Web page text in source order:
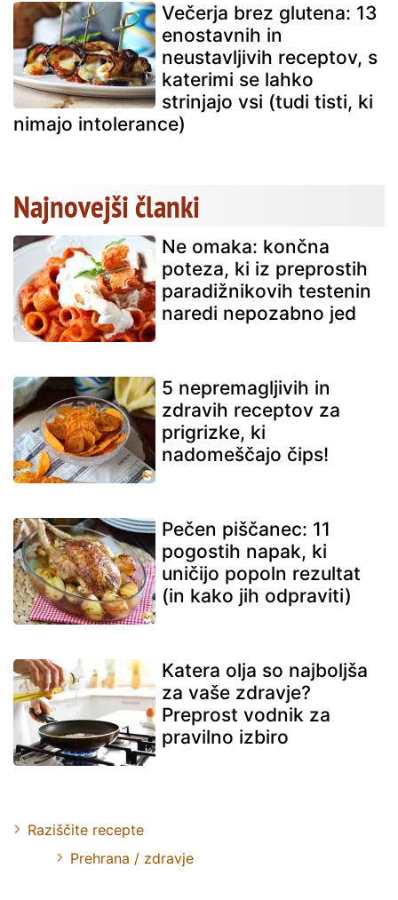
Večerja brez glutena: 13
enostavnih in
neustavljivih receptov, s
katerimi se lahko
strinjajo vsi (tudi tisti, ki
nimajo intolerance)
Najnovejši članki
Ne omaka: končna
poteza, ki iz preprostih
paradižnikovih testenin
naredi nepozabno jed
5 nepremagljivih in
zdravih receptov za
prigrizke, ki
nadomeščajo čips!
Pečen piščanec: 11
pogostih napak, ki
uničijo popoln rezultat
(in kako jih odpraviti)
Katera olja so najboljša
za vaše zdravje?
Preprost vodnik za
pravilno izbiro
Raziščite recepte
Prehrana / zdravje